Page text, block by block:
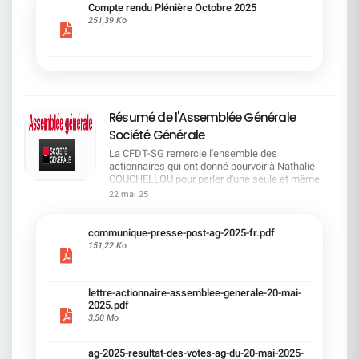
cadre du dialogue social.Bonne lecture !
Compte rendu Plénière Octobre 2025
251,39 Ko
Résumé de l'Assemblée Générale
Société Générale
La CFDT-SG remercie l'ensemble des
actionnaires qui ont donné pourvoir à Nathalie
COUCHELLOU pour parler d'une seule et même
voix.L'assemblée Générale s'est ouverte avec 4
souligné la forte amélioration en 2024 de tous les
facteurs financiers et le premier trimestre 2025
solide. Etre une banque simple et intégrée. Etre
une banque efficace. Etre une banque rentable. Le
Directeur Général Délégué, Pierre PALMIERI, a
22 mai 25
communique-presse-post-ag-2025-fr.pdf
151,22 Ko
lettre-actionnaire-assemblee-generale-20-mai-
2025.pdf
3,50 Mo
ag-2025-resultat-des-votes-ag-du-20-mai-2025-